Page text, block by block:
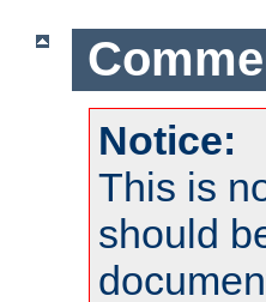
Notice:
This is
should